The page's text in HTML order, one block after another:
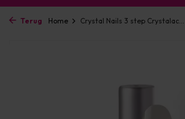
Terug Home Crystal Nails 3 step Crystalac...